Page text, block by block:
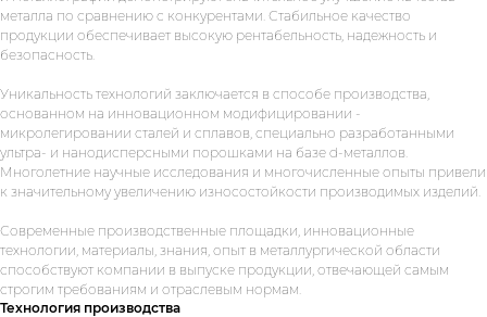
металла по сравнению с конкурентами. Стабильное качество
продукции обеспечивает высокую рентабельность, надежность и
безопасность.
Уникальность технологий заключается в способе производства,
основанном на инновационном модифицировании -
микролегировании сталей и сплавов, специально разработанными
ультра- и нанодисперсными порошками на базе d-металлов.
Многолетние научные исследования и многочисленные опыты привели
к значительному увеличению износостойкости производимых изделий.
Современные производственные площадки, инновационные
технологии, материалы, знания, опыт в металлургической области
способствуют компании в выпуске продукции, отвечающей самым
строгим требованиям и отраслевым нормам.
Технология производства